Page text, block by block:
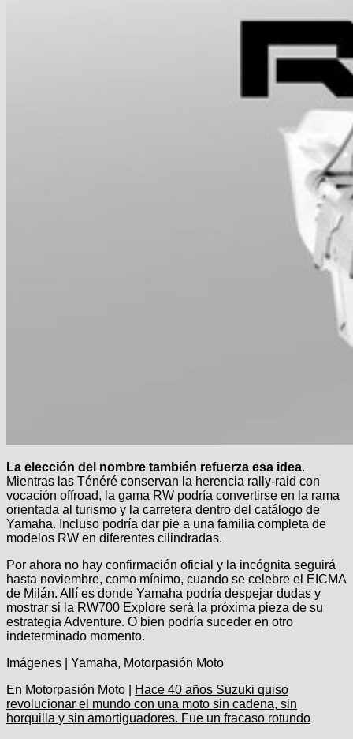
La elección del nombre también refuerza esa idea.
Mientras las Ténéré conservan la herencia rally-raid con
vocación offroad, la gama RW podría convertirse en la rama
orientada al turismo y la carretera dentro del catálogo de
Yamaha. Incluso podría dar pie a una familia completa de
modelos RW en diferentes cilindradas.
Por ahora no hay confirmación oficial y la incógnita seguirá
hasta noviembre, como mínimo, cuando se celebre el EICMA
de Milán. Allí es donde Yamaha podría despejar dudas y
mostrar si la RW700 Explore será la próxima pieza de su
estrategia Adventure. O bien podría suceder en otro
indeterminado momento.
Imágenes | Yamaha, Motorpasión Moto
En Motorpasión Moto |
Hace 40 años Suzuki quiso
revolucionar el mundo con una moto sin cadena, sin
horquilla y sin amortiguadores. Fue un fracaso rotundo